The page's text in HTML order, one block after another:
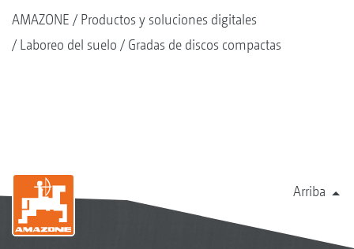
AMAZONE
Productos y soluciones digitales
Laboreo del suelo
Gradas de discos compactas
Arriba